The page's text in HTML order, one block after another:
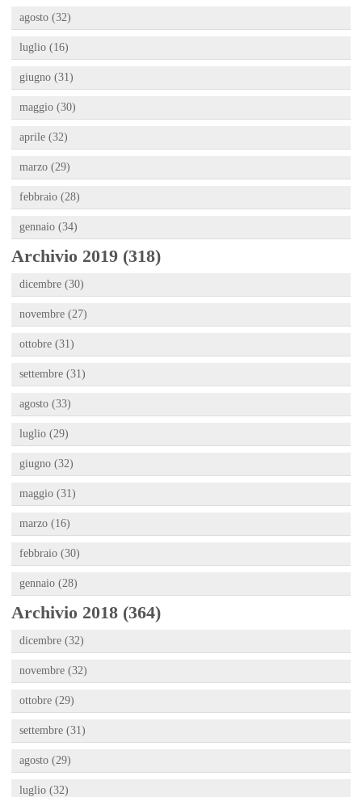
agosto (32)
luglio (16)
giugno (31)
maggio (30)
aprile (32)
marzo (29)
febbraio (28)
gennaio (34)
Archivio 2019 (318)
dicembre (30)
novembre (27)
ottobre (31)
settembre (31)
agosto (33)
luglio (29)
giugno (32)
maggio (31)
marzo (16)
febbraio (30)
gennaio (28)
Archivio 2018 (364)
dicembre (32)
novembre (32)
ottobre (29)
settembre (31)
agosto (29)
luglio (32)